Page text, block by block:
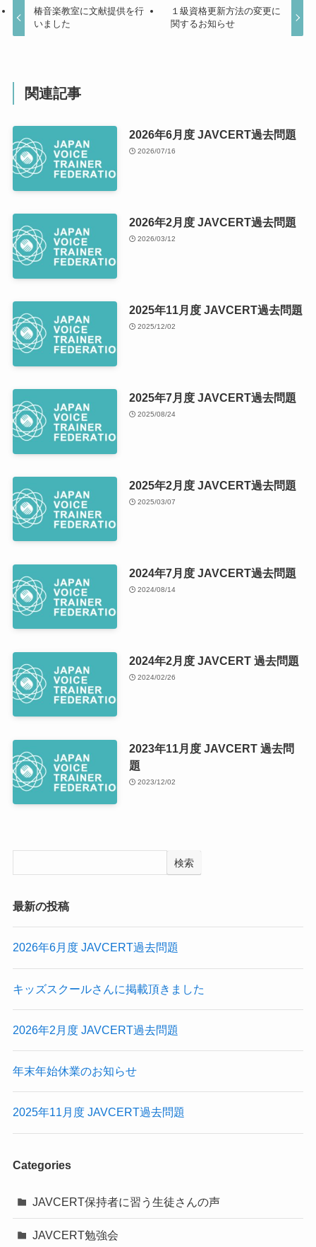
椿音楽教室に文献提供を行
いました
１級資格更新方法の変更に
関するお知らせ
関連記事
2026年6月度 JAVCERT過去問題
2026/07/16
2026年2月度 JAVCERT過去問題
2026/03/12
2025年11月度 JAVCERT過去問題
2025/12/02
2025年7月度 JAVCERT過去問題
2025/08/24
2025年2月度 JAVCERT過去問題
2025/03/07
2024年7月度 JAVCERT過去問題
2024/08/14
2024年2月度 JAVCERT 過去問題
2024/02/26
2023年11月度 JAVCERT 過去問
題
2023/12/02
検索
最新の投稿
2026年6月度 JAVCERT過去問題
キッズスクールさんに掲載頂きました
2026年2月度 JAVCERT過去問題
年末年始休業のお知らせ
2025年11月度 JAVCERT過去問題
Categories
JAVCERT保持者に習う生徒さんの声
JAVCERT勉強会